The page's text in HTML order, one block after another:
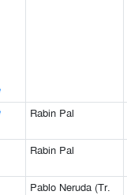
Rabin Pal
Rabin Pal
Pablo Neruda (Tr.